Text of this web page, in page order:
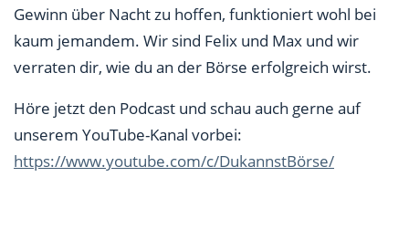
Gewinn über Nacht zu hoffen, funktioniert wohl bei
kaum jemandem. Wir sind Felix und Max und wir
verraten dir, wie du an der Börse erfolgreich wirst.
Höre jetzt den Podcast und schau auch gerne auf
unserem YouTube-Kanal vorbei:
https://www.youtube.com/c/DukannstBörse/